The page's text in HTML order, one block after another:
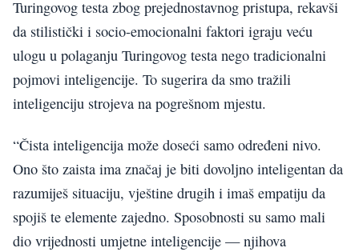
Turingovog testa zbog prejednostavnog pristupa, rekavši
da stilistički i socio-emocionalni faktori igraju veću
ulogu u polaganju Turingovog testa nego tradicionalni
pojmovi inteligencije. To sugerira da smo tražili
inteligenciju strojeva na pogrešnom mjestu.
“Čista inteligencija može doseći samo određeni nivo.
Ono što zaista ima značaj je biti dovoljno inteligentan da
razumiješ situaciju, vještine drugih i imaš empatiju da
spojiš te elemente zajedno. Sposobnosti su samo mali
dio vrijednosti umjetne inteligencije — njihova